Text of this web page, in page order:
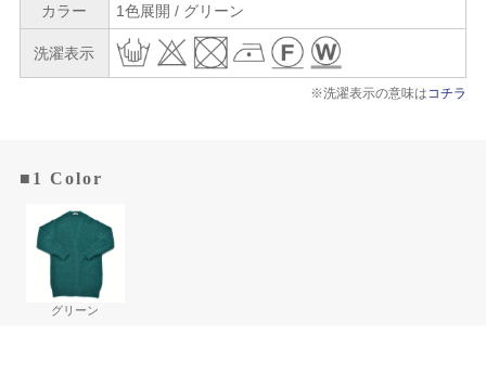
カラー 1色展開 / グリーン
洗濯表示
※洗濯表示の意味は コチラ
■1 Color
グリーン